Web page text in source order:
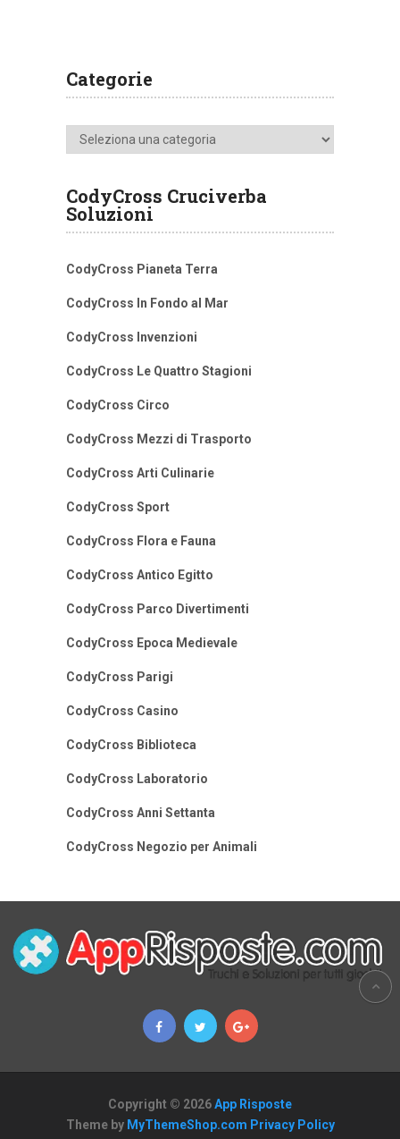
Categorie
Categorie
CodyCross Cruciverba
Soluzioni
CodyCross Pianeta Terra
CodyCross In Fondo al Mar
CodyCross Invenzioni
CodyCross Le Quattro Stagioni
CodyCross Circo
CodyCross Mezzi di Trasporto
CodyCross Arti Culinarie
CodyCross Sport
CodyCross Flora e Fauna
CodyCross Antico Egitto
CodyCross Parco Divertimenti
CodyCross Epoca Medievale
CodyCross Parigi
CodyCross Casino
CodyCross Biblioteca
CodyCross Laboratorio
CodyCross Anni Settanta
CodyCross Negozio per Animali
Copyright © 2026App Risposte
Theme by MyThemeShop.com Privacy Policy